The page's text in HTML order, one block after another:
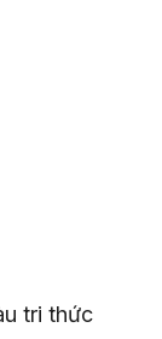
tri thức